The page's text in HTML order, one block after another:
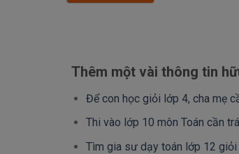
Thêm một vài thông tin
Để con học giỏi lớp 4, cha mẹ
Thi vào lớp 10 môn Toán cần
Tìm gia sư dạy toán lớp 12 giỏi